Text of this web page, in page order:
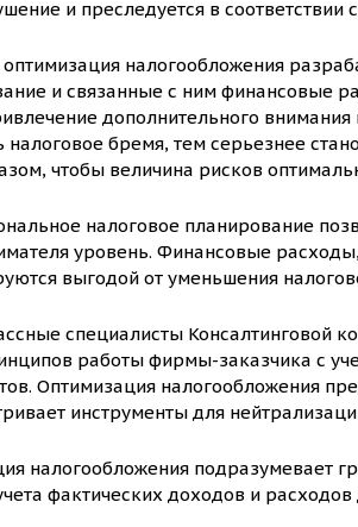
и преследуется в соответствии
налогообложения
и связанные с ним финансовые
дополнительного
налоговое бремя, тем серьезнее
чтобы величина рисков
налоговое планирование
уровень. Финансовые
выгодой от уменьшения
специалисты Консалтинговой
работы фирмы-заказчика с
Оптимизация налогообложения
инструменты для
налогообложения подразумевает
фактических доходов и